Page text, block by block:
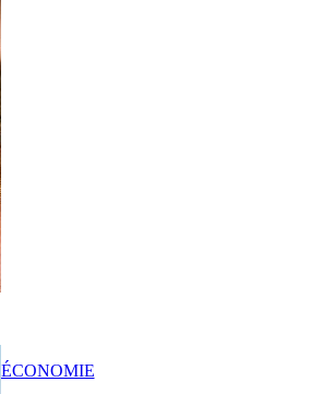
ÉCONOMIE